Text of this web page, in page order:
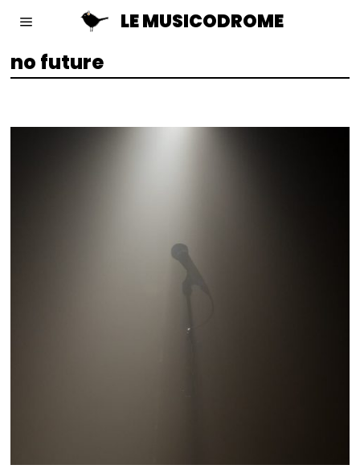
LE MUSICODROME
no future